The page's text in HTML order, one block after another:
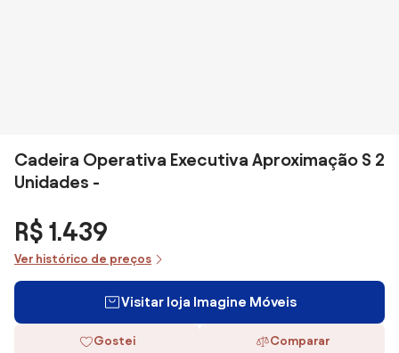
Cadeira Operativa Executiva Aproximação S 2
Unidades -
R$ 1.439
Ver histórico de preços
Visitar loja Imagine Móveis
Gostei Comparar